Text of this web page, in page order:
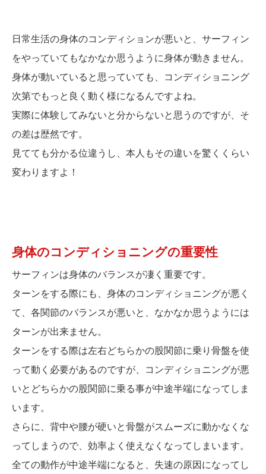
日常生活の身体のコンディションが悪いと、サーフィン
をやっていてもなかなか思うように身体が動きません。
身体が動いていると思っていても、コンディショニング
次第でもっと良く動く様になるんですよね。
実際に体験してみないと分からないと思うのですが、そ
の差は歴然です。
見てても分かる位違うし、本人もその違いを驚くくらい
変わりますよ！
身体のコンディショニングの重要性
サーフィンは身体のバランスが凄く重要です。
ターンをする際にも、身体のコンディショニングが悪く
て、各関節のバランスが悪いと、なかなか思うようには
ターンが出来ません。
ターンをする際は左右どちらかの股関節に乗り骨盤を使
って動く必要があるのですが、コンディショニングが悪
いとどちらかの股関節に乗る事が中途半端になってしま
います。
さらに、背中や腰が硬いと骨盤がスムーズに動かなくな
ってしまうので、効率よく使えなくなってしまいます。
全ての動作が中途半端になると、失速の原因になってし